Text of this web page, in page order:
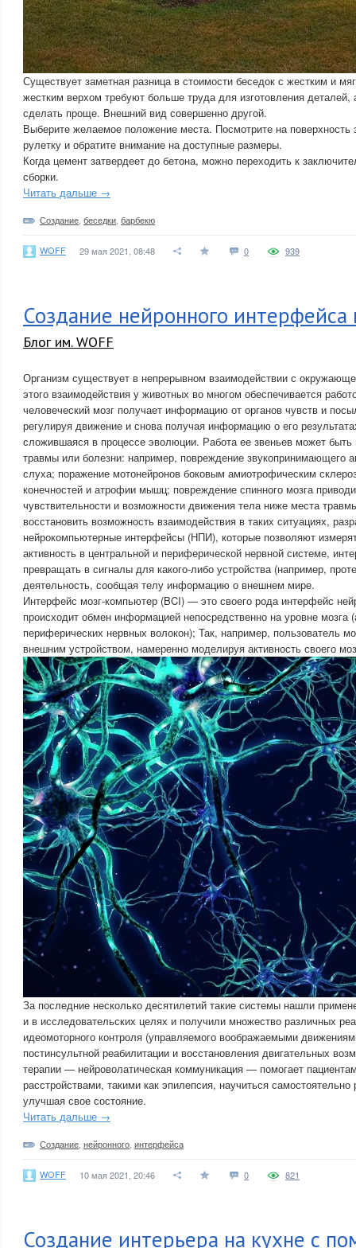
Существует заметная разница в стоимости беседок с жестким и
жестким верхом требуют больше труда для изготовления
сделать проще. Внешний вид совершенно другой.
Выберите желаемое положение места. Посмотрите на поверхность
рулетку и обратите внимание на доступные размеры.
Когда цемент затвердеет до бетона, можно переходить к
сборки.
Читать дальше →
Создание беседки барбекю
WOFF 29 мая 2021, 08:48 0 939
Создание нейронного
Блог им. WOFF
Организм существует в непрерывном взаимодействии с
этого взаимодействия у животных во многом обеспечивается
человеческий мозг получает информацию от органов чувств и
регулируя движение и снова получая информацию о его
сложившаяся в процессе эволюции. Работа ее звеньев может быть
травмы или болезни: например, повреждение звукопринимающего
слуха; поражение мотонейронов боковым амиотрофическим
конечностей и атрофии мышц; повреждение спинного мозга
чувствительности и возможности движения тела ниже места
восстановить возможность взаимодействия в таких ситуациях,
нейрокомпьютерные интерфейсы (НПИ), которые позволяют
активность в центральной и периферической нервной системе,
превращать в сигналы для какого-либо устройства (например,
деятельность, сообщая телу информацию о внешнем мире.
Интерфейс мозг-компьютер (BCI) — это своего рода интерфейс
происходит обмен информацией непосредственно на уровне мозга
периферических нервных волокон); Так, например, пользователь
внешним устройством, намеренно моделируя активность своего
За последние несколько десятилетий такие системы нашли
и в исследовательских целях и получили множество различных
идеомоторного контроля (управляемого воображаемыми
постинсультной реабилитации и восстановления двигательных
терапии — нейроволатическая коммуникация — помогает
расстройствами, такими как эпилепсия, научиться
улучшая свое состояние.
Читать дальше →
Создание нейронного интерфейса
WOFF 10 мая 2021, 20:46 0 821
Создание интерьера на кухне с